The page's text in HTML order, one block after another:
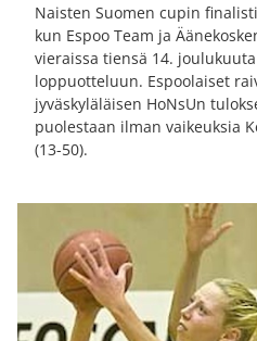
Naisten Suomen cupin
kun Espoo Team ja
vieraissa tiensä 14.
loppuotteluun. Espoolaiset
jyväskyläläisen HoNsUn
puolestaan ilman vaikeuksia
(13-50).